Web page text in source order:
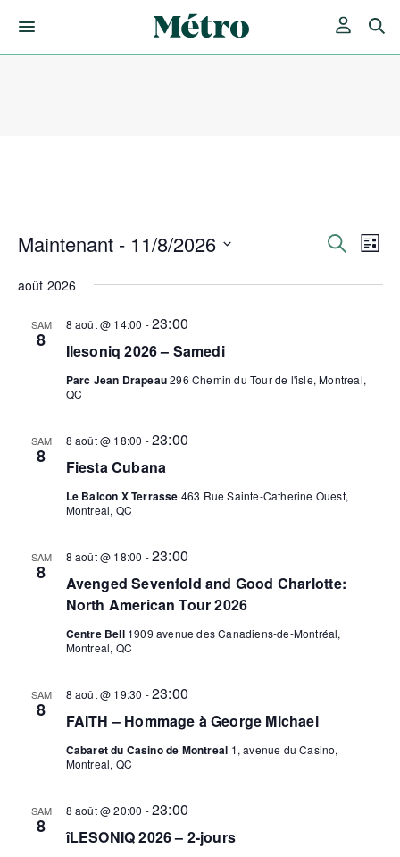
et
de
Recherche
Liste
Maintenant - 11/8/2026
une
août 2026
SAM
8 Ilesoniq 2026 – Samedi
8 août @ 14:00 -23:00
Parc Jean Drapeau296 Chemin du Tour de l'isle, Montreal,
QC
SAM
8 Fiesta Cubana
8 août @ 18:00 -23:00
Le Balcon X Terrasse 463 Rue Sainte-Catherine Ouest,
Montreal, QC
SAM
8
Avenged Sevenfold and Good Charlotte:
North American Tour 2026
8 août @ 18:00 -23:00
Centre Bell 1909 avenue des Canadiens-de-Montréal,
Montreal, QC
SAM
8 FAITH – Hommage à George Michael
8 août @ 19:30 -23:00
Cabaret du Casino de Montreal 1, avenue du Casino,
Montreal, QC
SAM
8 îLESONIQ 2026 – 2-jours
8 août @ 20:00 -23:00